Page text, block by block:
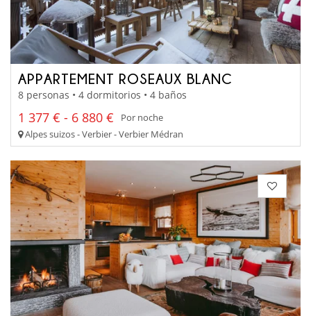
APPARTEMENT ROSEAUX BLANC
8 personas • 4 dormitorios • 4 baños
1 377 € - 6 880 €
Por noche
Alpes suizos - Verbier - Verbier Médran